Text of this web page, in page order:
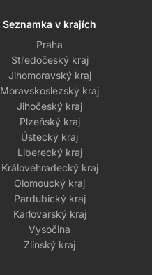
Seznamka v krajích
Praha
Středočeský kraj
Jihomoravský kraj
Moravskoslezský kraj
Jihočeský kraj
Plzeňský kraj
Ústecký kraj
Liberecký kraj
Královéhradecký kraj
Olomoucký kraj
Pardubický kraj
Karlovarský kraj
Vysočina
Zlínský kraj